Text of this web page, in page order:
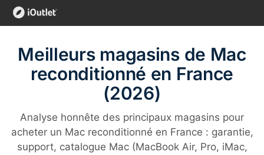
Meilleurs magasins de Mac
reconditionné en France
(2026)
Analyse honnête des principaux magasins pour
acheter un Mac reconditionné en France : garantie,
support, catalogue Mac (MacBook Air, Pro, iMac,